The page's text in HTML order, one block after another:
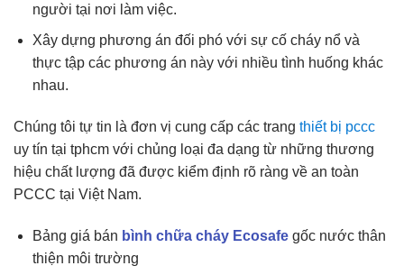
người tại nơi làm việc.
Xây dựng phương án đối phó với sự cố cháy nổ và
thực tập các phương án này với nhiều tình huống khác
nhau.
Chúng tôi tự tin là đơn vị cung cấp các trang thiết bị pccc
uy tín tại tphcm với chủng loại đa dạng từ những thương
hiệu chất lượng đã được kiểm định rõ ràng về an toàn
PCCC tại Việt Nam.
Bảng giá bán bình chữa cháy Ecosafegốc nước thân
thiện môi trường